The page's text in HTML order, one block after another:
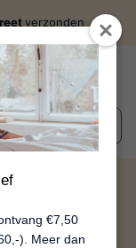
€7,50
). Meer dan
verzonden